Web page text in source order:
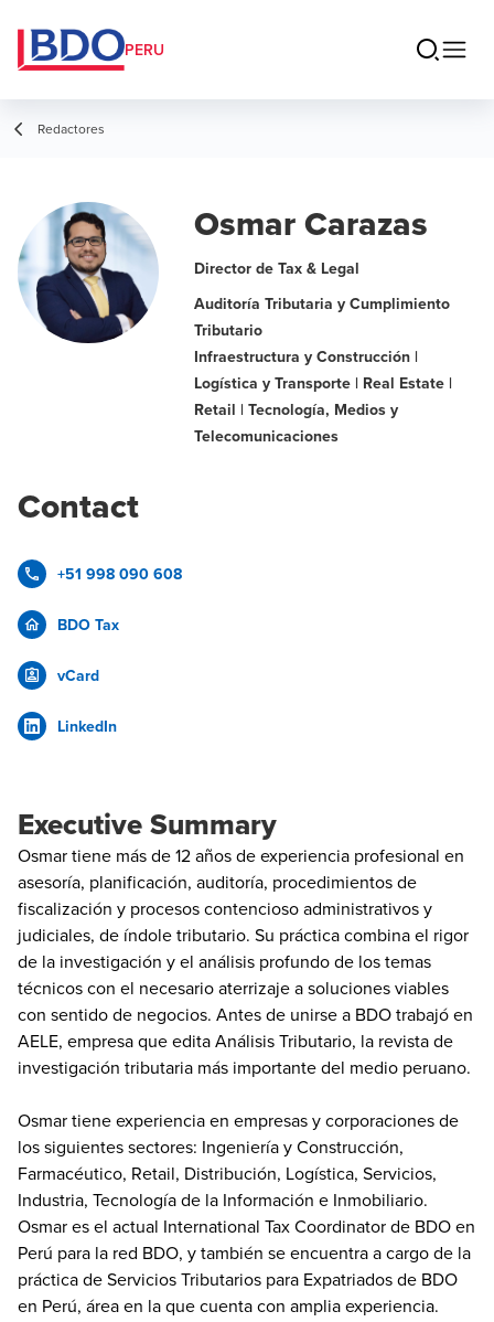
PERU
Redactores
Osmar Carazas
Director de Tax & Legal
Auditoría Tributaria y Cumplimiento
Tributario
Infraestructura y Construcción |
Logística y Transporte | Real Estate |
Retail | Tecnología, Medios y
Telecomunicaciones
Contact
+51 998 090 608
BDO Tax
vCard
LinkedIn
Executive Summary
Osmar tiene más de 12 años de experiencia profesional en
asesoría, planificación, auditoría, procedimientos de
fiscalización y procesos contencioso administrativos y
judiciales, de índole tributario. Su práctica combina el rigor
de la investigación y el análisis profundo de los temas
técnicos con el necesario aterrizaje a soluciones viables
con sentido de negocios. Antes de unirse a BDO trabajó en
AELE, empresa que edita Análisis Tributario, la revista de
investigación tributaria más importante del medio peruano.
Osmar tiene experiencia en empresas y corporaciones de
los siguientes sectores: Ingeniería y Construcción,
Farmacéutico, Retail, Distribución, Logística, Servicios,
Industria, Tecnología de la Información e Inmobiliario.
Osmar es el actual International Tax Coordinator de BDO en
Perú para la red BDO, y también se encuentra a cargo de la
práctica de Servicios Tributarios para Expatriados de BDO
en Perú, área en la que cuenta con amplia experiencia.